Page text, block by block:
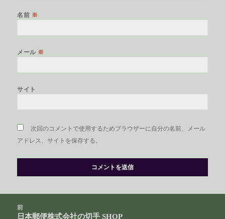
名前 ※
メール ※
サイト
次回のコメントで使用するためブラウザーに自分の名前、メール
アドレス、サイトを保存する。
前
日本郵便株式会社の切手 SHOP